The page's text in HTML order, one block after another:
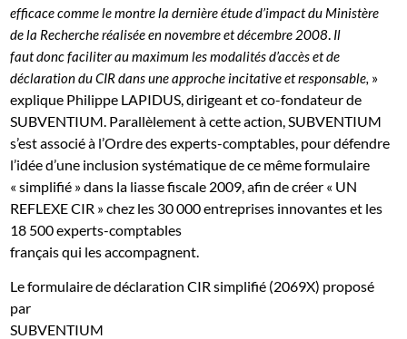
efficace comme le montre la dernière étude d’impact du Ministère
de la Recherche réalisée en novembre et décembre 2008. Il
faut donc faciliter au maximum les modalités d’accès et de
déclaration du CIR dans une approche incitative et responsable, »
explique Philippe LAPIDUS, dirigeant et co-fondateur de
SUBVENTIUM. Parallèlement à cette action, SUBVENTIUM
s’est associé à l’Ordre des experts-comptables, pour défendre
l’idée d’une inclusion systématique de ce même formulaire
« simplifié » dans la liasse fiscale 2009, afin de créer « UN
REFLEXE CIR » chez les 30 000 entreprises innovantes et les
18 500 experts-comptables
français qui les accompagnent.
Le formulaire de déclaration CIR simplifié (2069X) proposé
par
SUBVENTIUM